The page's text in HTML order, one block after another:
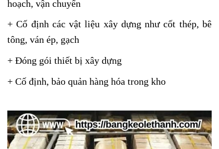
hoạch, vận chuyển
+ Cố định các vật liệu xây dựng như cốt thép, bê
tông, ván ép, gạch
+ Đóng gói thiết bị xây dựng
+ Cố định, bảo quản hàng hóa trong kho